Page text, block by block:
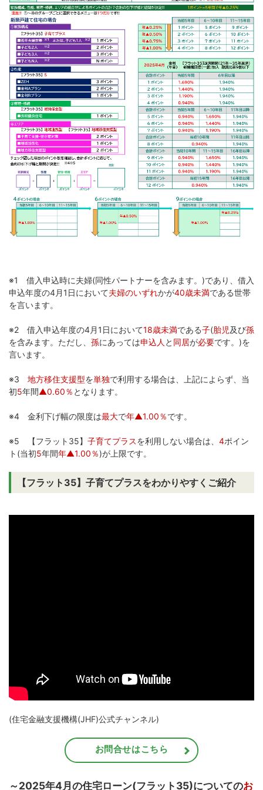
※1 借入申込時に夫婦(同性パートナーを含みます。)であり、借入
申込年度の4月1日において夫婦のいずれかが40歳未満である世帯
を言います。
※2 借入申込年度の4月1日において18歳未満である子(胎児及び孫
を含みます。ただし、 孫にあっては申込人 と 同居が必要です。)を
言います。
※3 地方移住支援型を単独で利用する場合は、上記によらず、当
初5年間▲0.60％ となります。
※4 金利下げ幅の限度は最大で年▲1.00％です。
※5 【フラット35】 子育てプラスを利用しない場合は、 4ポイン
ト(当初5年間年▲1.00％)が上限です。
【フラット35】子育てプラスをわかりやすくご紹介
(住宅金融支援機構(JHF)公式チャンネル)
お問合せはこちら
～2025年4月の住宅ローン(フラット35)についてのお